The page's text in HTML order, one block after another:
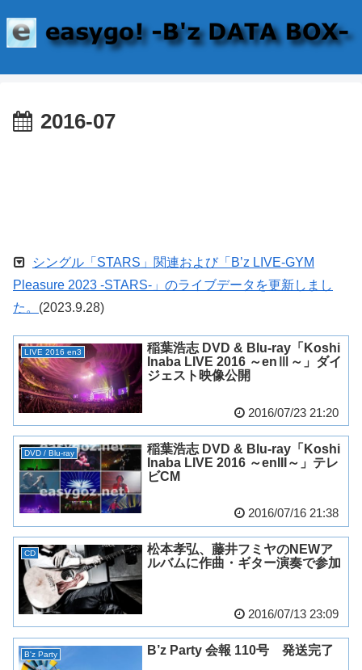
2016-07
シングル「STARS」関連および「B’z LIVE-GYM
Pleasure 2023 -STARS-」のライブデータを更新しまし
た。 (2023.9.28)
LIVE 2016 en3
稲葉浩志 DVD & Blu-ray「Koshi
Inaba LIVE 2016 ～enⅢ～」ダイ
ジェスト映像公開
2016/07/23 21:20
DVD / Blu-ray
稲葉浩志 DVD & Blu-ray「Koshi
Inaba LIVE 2016 ～enIII～」テレ
ビCM
2016/07/16 21:38
CD
松本孝弘、藤井フミヤのNEWア
ルバムに作曲・ギター演奏で参加
2016/07/13 23:09
B'z Party B’z Party 会報 110号 発送完了